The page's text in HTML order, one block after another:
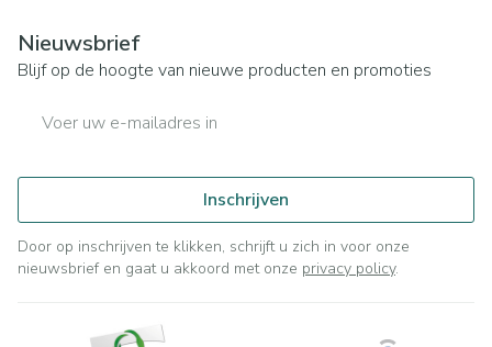
Nieuwsbrief
Blijf op de hoogte van nieuwe producten en promoties
Inschrijven
Door op inschrijven te klikken, schrijft u zich in voor onze
nieuwsbrief en gaat u akkoord met onze privacy policy.